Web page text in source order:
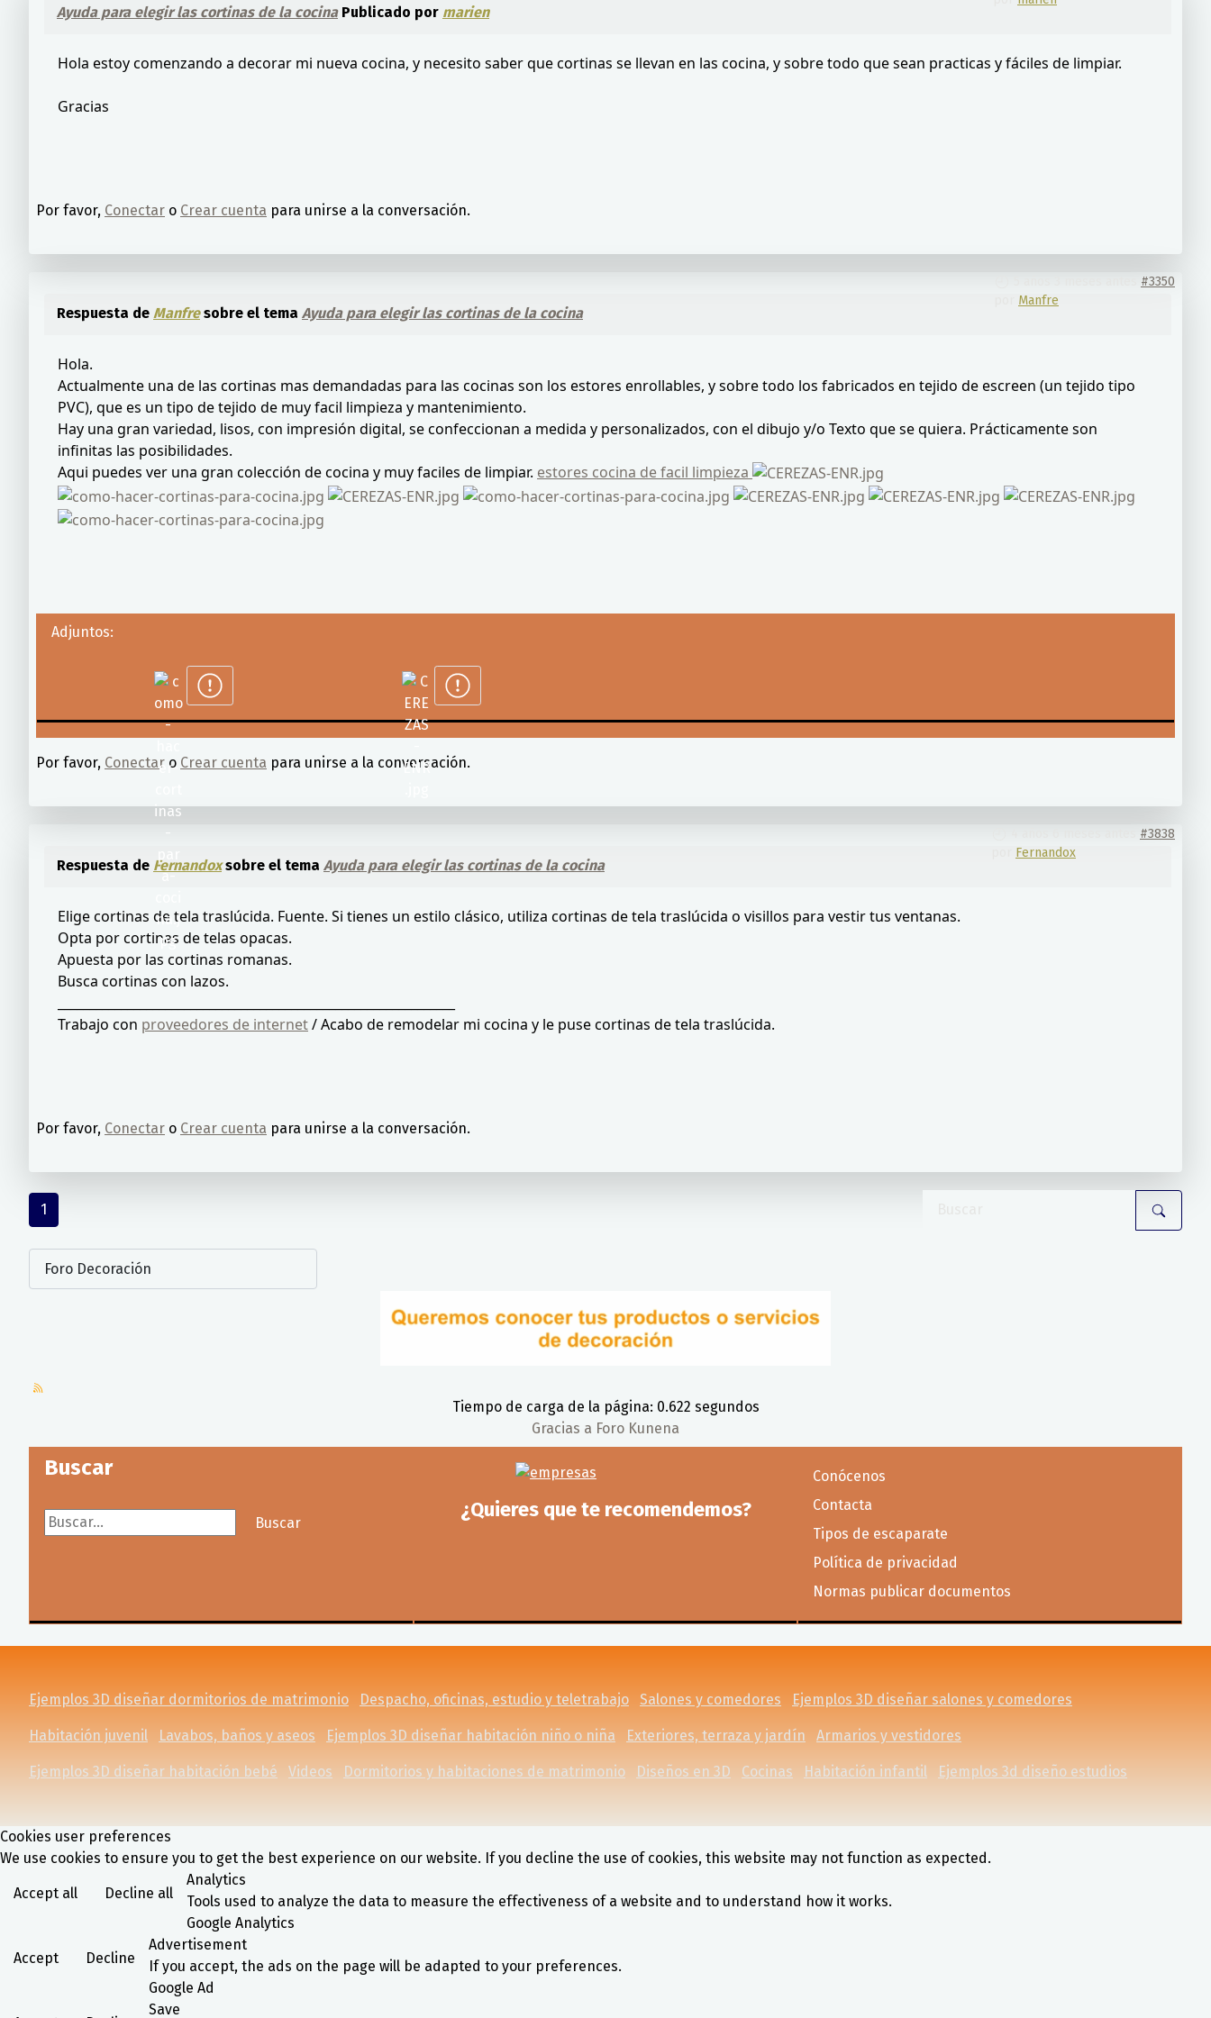
Ayuda para elegir las cortinas de la cocinaPublicado por marien
Hola estoy comenzando a decorar mi nueva cocina, y necesito saber que cortinas se llevan en las cocina, y sobre todo que sean practicas y fáciles de limpiar.
Gracias
Por favor, Conectar o Crear cuenta para unirse a la conversación.
#3350
Manfre
Respuesta de Manfresobre el tema Ayuda para elegir las cortinas de la cocina
Hola.
Actualmente una de las cortinas mas demandadas para las cocinas son los estores enrollables, y sobre todo los fabricados en tejido de escreen (un tejido tipo
PVC), que es un tipo de tejido de muy facil limpieza y mantenimiento.
Hay una gran variedad, lisos, con impresión digital, se confeccionan a medida y personalizados, con el dibujo y/o Texto que se quiera. Prácticamente son
infinitas las posibilidades.
Aqui puedes ver una gran colección de cocina y muy faciles de limpiar. estores cocina de facil limpieza
Adjuntos:
Por favor, Conectar o Crear cuenta para unirse a la conversación.
#3838
Fernandox
Respuesta de Fernandoxsobre el tema Ayuda para elegir las cortinas de la cocina
Elige cortinas de tela traslúcida. Fuente. Si tienes un estilo clásico, utiliza cortinas de tela traslúcida o visillos para vestir tus ventanas.
Opta por cortinas de telas opacas.
Apuesta por las cortinas romanas.
Busca cortinas con lazos.
Trabajo con proveedores de internet/ Acabo de remodelar mi cocina y le puse cortinas de tela traslúcida.
Por favor, Conectar o Crear cuenta para unirse a la conversación.
1
Tiempo de carga de la página: 0.622 segundos
Gracias a Foro Kunena
Buscar
Buscar...
Buscar
¿Quieres que te recomendemos?
Conócenos
Contacta
Tipos de escaparate
Política de privacidad
Normas publicar documentos
Ejemplos 3D diseñar dormitorios de matrimonio Despacho, oficinas, estudio y teletrabajo Salones y comedores Ejemplos 3D diseñar salones y comedores
Habitación juvenil Lavabos, baños y aseos Ejemplos 3D diseñar habitación niño o niña Exteriores, terraza y jardín Armarios y vestidores
Ejemplos 3D diseñar habitación bebé Videos Dormitorios y habitaciones de matrimonio Diseños en 3D Cocinas Habitación infantil Ejemplos 3d diseño estudios
Cookies user preferences
We use cookies to ensure you to get the best experience on our website. If you decline the use of cookies, this website may not function as expected.
Accept all Decline all
Analytics
Tools used to analyze the data to measure the effectiveness of a website and to understand how it works.
Google Analytics
Accept Decline
Advertisement
If you accept, the ads on the page will be adapted to your preferences.
Google Ad
Save